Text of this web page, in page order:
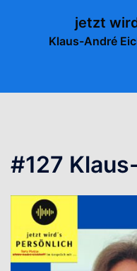
jetzt
Klaus-André
#127